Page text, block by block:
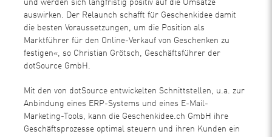
und werden sich langfristig positiv auf die Umsätze
auswirken. Der Relaunch schafft für Geschenkidee damit
die besten Voraussetzungen, um die Position als
Marktführer für den Online-Verkauf von Geschenken zu
festigen«, so Christian Grötsch, Geschäftsführer der
dotSource GmbH.
Mit den von dotSource entwickelten Schnittstellen, u.a. zur
Anbindung eines ERP-Systems und eines E-Mail-
Marketing-Tools, kann die Geschenkidee.ch GmbH ihre
Geschäftsprozesse optimal steuern und ihren Kunden ein